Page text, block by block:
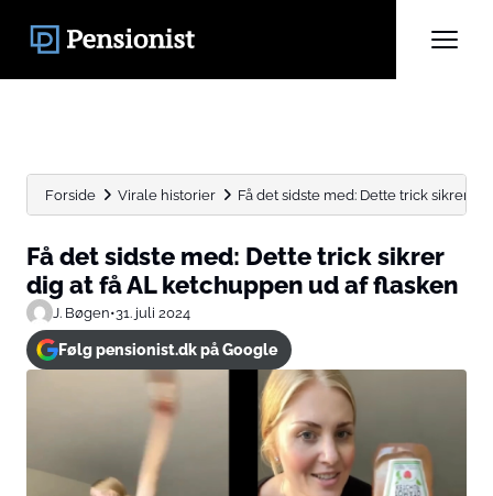
Forside Virale historier Få det sidste med: Dette trick sikrer dig
Få det sidste med: Dette trick sikrer
dig at få AL ketchuppen ud af flasken
J. Bøgen•31. juli 2024
Følg pensionist.dk på Google